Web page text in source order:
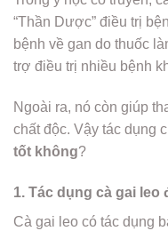
“Thần Dược” điều trị
bệnh về gan do thuốc
trợ điều trị nhiều bệnh
Ngoài ra, nó còn giúp
chất độc. Vậy tác dụng
tốt không?
1. Tác dụng cà gai leo
Cà gai leo có tác dụng